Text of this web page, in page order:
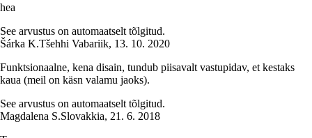
hea
See arvustus on automaatselt tõlgitud.
Šárka K.Tšehhi Vabariik, 13. 10. 2020
Funktsionaalne, kena disain, tundub piisavalt vastupidav, et kestaks
kaua (meil on käsn valamu jaoks).
See arvustus on automaatselt tõlgitud.
Magdalena S.Slovakkia, 21. 6. 2018